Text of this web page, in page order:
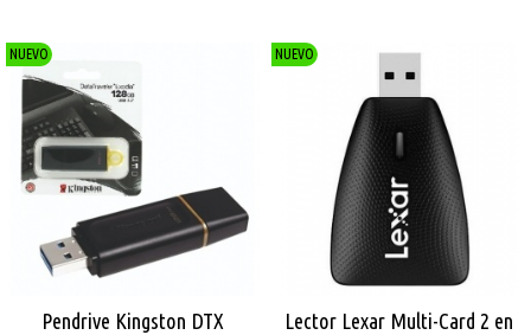
NUEVO
Pendrive Kingston DTX
NUEVO
Lector Lexar Multi-Card 2 en